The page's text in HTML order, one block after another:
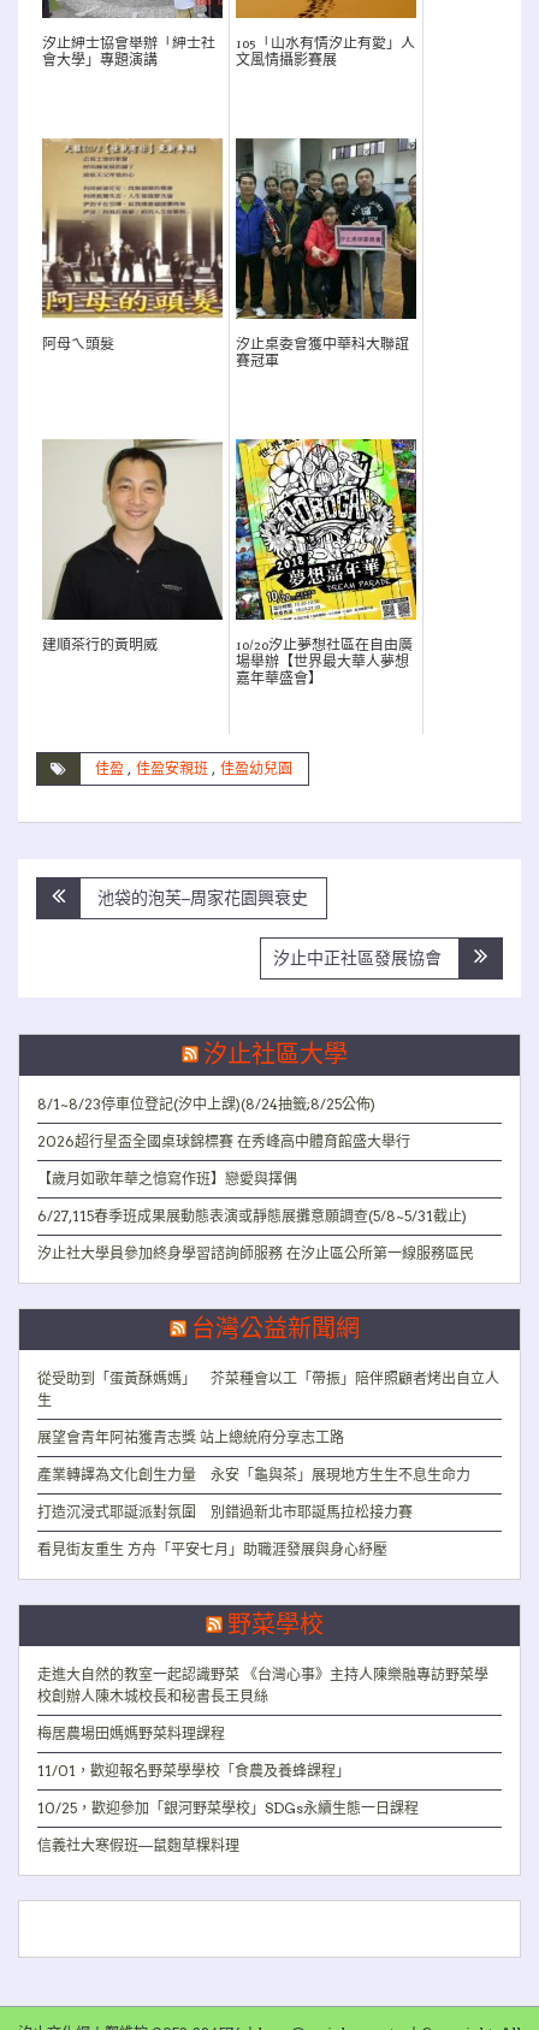
汐止紳士協會舉辦「紳士社
會大學」專題演講
105「山水有情汐止有愛」人
文風情攝影賽展
阿母ㄟ頭髮
汐止桌委會獲中華科大聯誼
賽冠軍
建順茶行的黃明威
10/20汐止夢想社區在自由廣
場舉辦【世界最大華人夢想
嘉年華盛會】
佳盈 , 佳盈安親班 , 佳盈幼兒園
文
章
池袋的泡芙–周家花園興衰史
汐止中正社區發展協會
汐止社區大學
8/1~8/23停車位登記(汐中上課)(8/24抽籤;8/25公佈)
2026超行星盃全國桌球錦標賽 在秀峰高中體育館盛大舉行
【歲月如歌年華之憶寫作班】戀愛與擇偶
6/27,115春季班成果展動態表演或靜態展攤意願調查(5/8~5/31截止)
汐止社大學員參加終身學習諮詢師服務 在汐止區公所第一線服務區民
台灣公益新聞網
從受助到「蛋黃酥媽媽」 芥菜種會以工「帶振」陪伴照顧者烤出自立人
生
展望會青年阿祐獲青志獎 站上總統府分享志工路
產業轉譯為文化創生力量 永安「龜與茶」展現地方生生不息生命力
打造沉浸式耶誕派對氛圍 別錯過新北市耶誕馬拉松接力賽
看見街友重生 方舟「平安七月」助職涯發展與身心紓壓
野菜學校
走進大自然的教室一起認識野菜 《台灣心事》主持人陳樂融專訪野菜學
校創辦人陳木城校長和秘書長王貝絲
梅居農場田媽媽野菜料理課程
11/01，歡迎報名野菜學學校「食農及養蜂課程」
10/25，歡迎參加「銀河野菜學校」SDGs永續生態一日課程
信義社大寒假班—鼠麴草粿料理